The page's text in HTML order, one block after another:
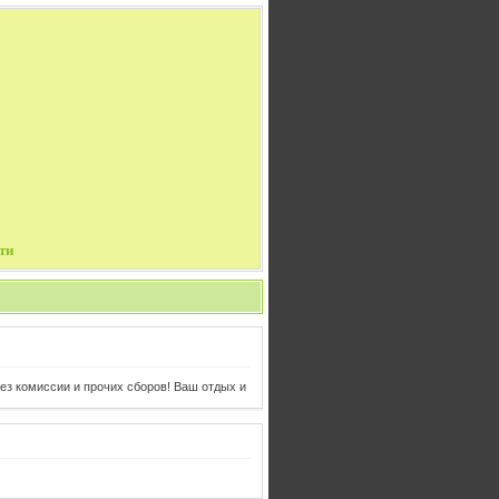
и прочих сборов! Ваш отдых и авиабилеты в одном клике от Вас!